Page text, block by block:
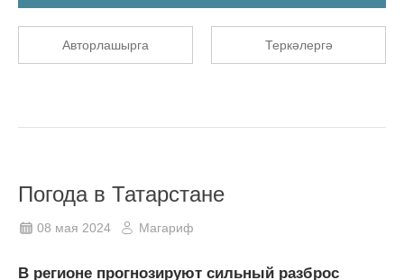
Авторлашырга Теркәлергә
Погода в Татарстане
08 мая 2024 Магариф
В регионе прогнозируют сильный разброс